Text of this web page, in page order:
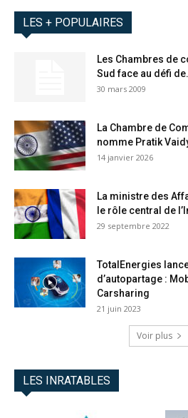
LES + POPULAIRES
Les Chambres de
Sud face au défi
30 mars 2009
La Chambre de
nomme Pratik
14 janvier 2026
La ministre des
le rôle central de
29 septembre 2022
TotalEnergies
d’autopartage :
Carsharing
21 juin 2023
Voir plus
LES INRATABLES